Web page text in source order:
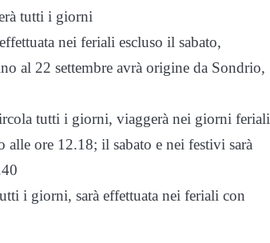
tutti i giorni
nei feriali escluso il sabato,
al 22 settembre avrà origine da Sondrio,
tutti i giorni, viaggerà nei giorni feriali
alle ore 12.18; il sabato e nei festivi sarà
i giorni, sarà effettuata nei feriali con